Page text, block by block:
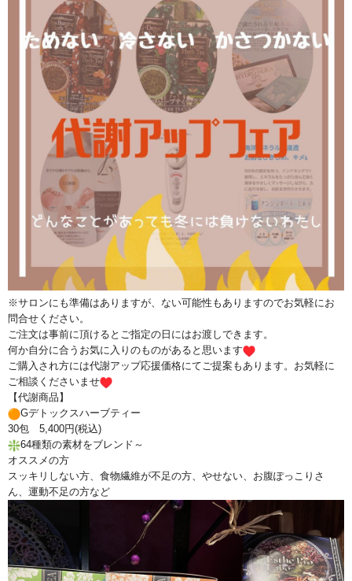
※サロンにも準備はありますが、ない可能性もありますのでお気軽にお
問合せください。
ご注文は事前に頂けるとご指定の日にはお渡しできます。
何か自分に合うお気に入りのものがあると思います
ご購入され方には代謝アップ応援価格にてご提案もあります。 お気軽に
ご相談くださいませ
【代謝商品】
Gデトックスハーブティー
30包 5,400円(税込)
64種類の素材をブレンド～
オススメの方
スッキリしない方、食物繊維が不足の方、やせない、 お腹ぽっこりさ
ん、運動不足の方など